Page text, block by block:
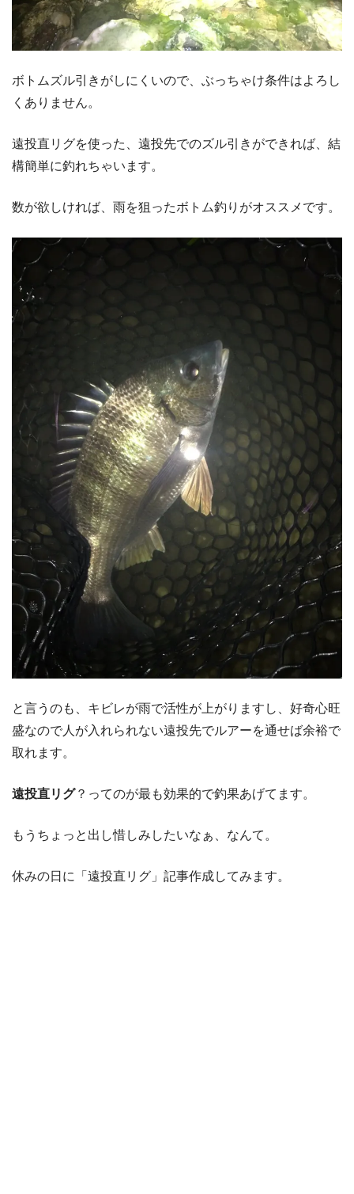
ボトムズル引きがしにくいので、ぶっちゃけ条件はよろし
くありません。
遠投直リグを使った、遠投先でのズル引きができれば、結
構簡単に釣れちゃいます。
数が欲しければ、雨を狙ったボトム釣りがオススメです。
と言うのも、キビレが雨で活性が上がりますし、好奇心旺
盛なので人が入れられない遠投先でルアーを通せば余裕で
取れます。
遠投直リグ？ってのが最も効果的で釣果あげてます。
もうちょっと出し惜しみしたいなぁ、なんて。
休みの日に「遠投直リグ」記事作成してみます。